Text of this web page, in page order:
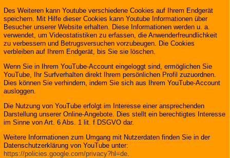
Des Weiteren kann Youtube verschiedene Cookies auf Ihrem Endgerät
speichern. Mit Hilfe dieser Cookies kann Youtube Informationen über
Besucher unserer Website erhalten. Diese Informationen werden u. a.
verwendet, um Videostatistiken zu erfassen, die Anwenderfreundlichkeit
zu verbessern und Betrugsversuchen vorzubeugen. Die Cookies
verbleiben auf Ihrem Endgerät, bis Sie sie löschen.
Wenn Sie in Ihrem YouTube-Account eingeloggt sind, ermöglichen Sie
YouTube, Ihr Surfverhalten direkt Ihrem persönlichen Profil zuzuordnen.
Dies können Sie verhindern, indem Sie sich aus Ihrem YouTube-Account
ausloggen.
Die Nutzung von YouTube erfolgt im Interesse einer ansprechenden
Darstellung unserer Online-Angebote. Dies stellt ein berechtigtes Interesse
im Sinne von Art. 6 Abs. 1 lit. f DSGVO dar.
Weitere Informationen zum Umgang mit Nutzerdaten finden Sie in der
Datenschutzerklärung von YouTube unter:
https://policies.google.com/privacy?hl=de